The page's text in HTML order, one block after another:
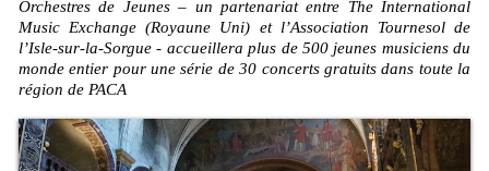
Orchestres de Jeunes – un partenariat entre The International
Music Exchange (Royaune Uni) et l’Association Tournesol de
l’Isle-sur-la-Sorgue - accueillera plus de 500 jeunes musiciens du
monde entier pour une série de 30 concerts gratuits dans toute la
région de PACA